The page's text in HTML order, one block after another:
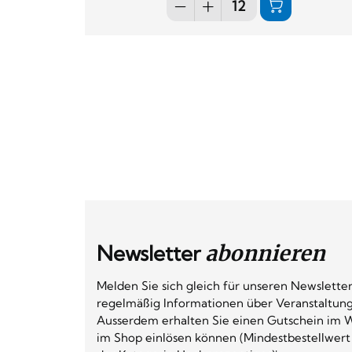
Newsletterabonnieren
Melden Sie sich gleich für unseren
regelmäßig Informationen über
Ausserdem erhalten Sie einen Gutschein im
im Shop einlösen können (Mindestbestellwert